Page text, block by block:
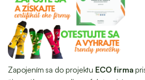
Zapojením sa do projektu ECO firma